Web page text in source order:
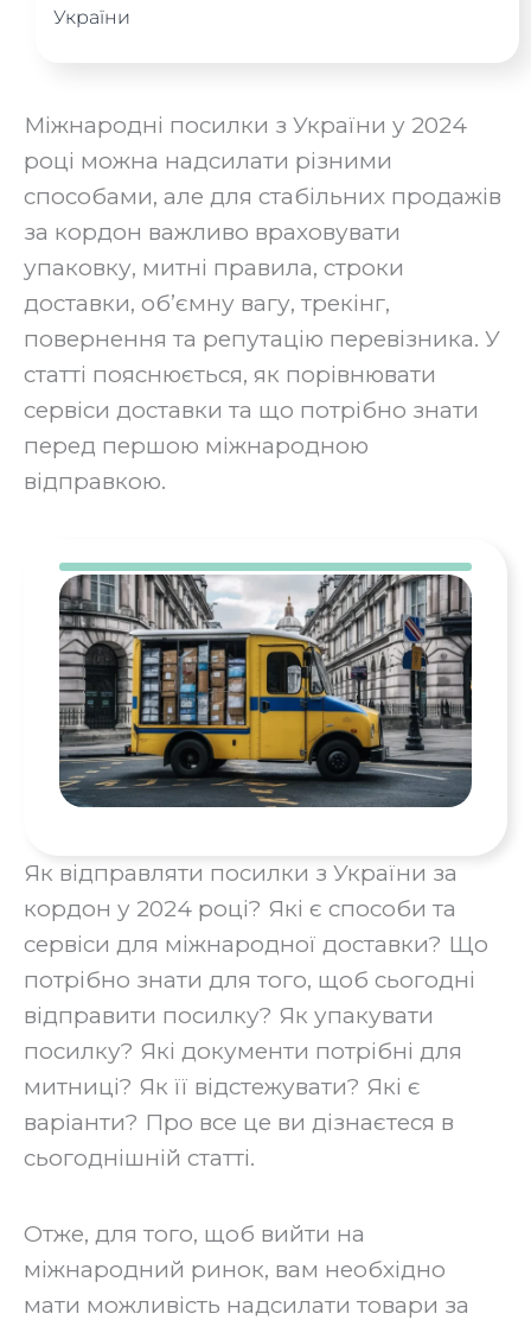
України
Міжнародні посилки з України у 2024
році можна надсилати різними
способами, але для стабільних продажів
за кордон важливо враховувати
упаковку, митні правила, строки
доставки, об’ємну вагу, трекінг,
повернення та репутацію перевізника. У
статті пояснюється, як порівнювати
сервіси доставки та що потрібно знати
перед першою міжнародною
відправкою.
Як відправляти посилки з України за
кордон у 2024 році? Які є способи та
сервіси для міжнародної доставки? Що
потрібно знати для того, щоб сьогодні
відправити посилку? Як упакувати
посилку? Які документи потрібні для
митниці? Як її відстежувати? Які є
варіанти? Про все це ви дізнаєтеся в
сьогоднішній статті.
‍Отже, для того, щоб вийти на
міжнародний ринок, вам необхідно
мати можливість надсилати товари за